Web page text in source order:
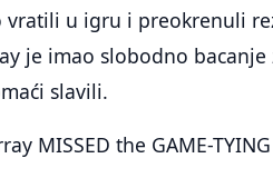
vratili u igru i preokrenuli
je imao slobodno bacanje
slavili.
MISSED the GAME-